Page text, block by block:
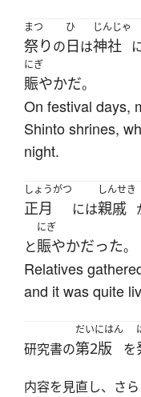
まつ
祭りの
ひ
日は
じんじゃ
神社
にぎ
賑やかだ。
On festival days,
Shinto shrines,
night.
しょうがつ
正月 には
しんせき
親戚
と
にぎ
賑やかだった。
Relatives
and it was quite
研究書の
だいにはん
第2版 を
内容を見直し、さ